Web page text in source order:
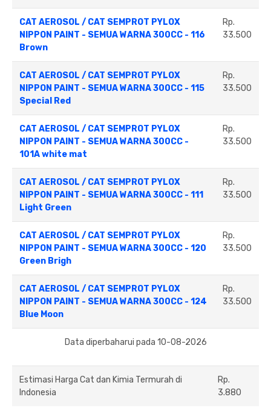
CAT AEROSOL / CAT SEMPROT PYLOX
NIPPON PAINT - SEMUA WARNA 300CC - 116
Brown
Rp.
33.500
CAT AEROSOL / CAT SEMPROT PYLOX
NIPPON PAINT - SEMUA WARNA 300CC - 115
Special Red
Rp.
33.500
CAT AEROSOL / CAT SEMPROT PYLOX
NIPPON PAINT - SEMUA WARNA 300CC -
101A white mat
Rp.
33.500
CAT AEROSOL / CAT SEMPROT PYLOX
NIPPON PAINT - SEMUA WARNA 300CC - 111
Light Green
Rp.
33.500
CAT AEROSOL / CAT SEMPROT PYLOX
NIPPON PAINT - SEMUA WARNA 300CC - 120
Green Brigh
Rp.
33.500
CAT AEROSOL / CAT SEMPROT PYLOX
NIPPON PAINT - SEMUA WARNA 300CC - 124
Blue Moon
Rp.
33.500
Data diperbaharui pada 10-08-2026
Estimasi Harga Cat dan Kimia Termurah di
Indonesia
Rp.
3.880